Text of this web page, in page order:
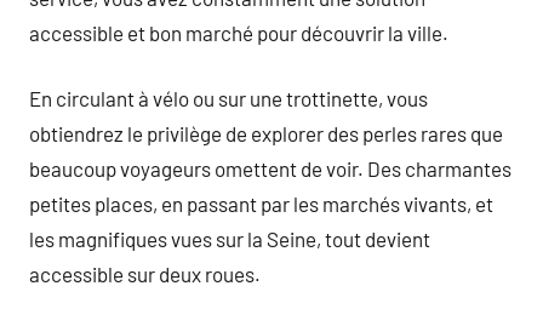
accessible et bon marché pour découvrir la ville.
En circulant à vélo ou sur une trottinette, vous
obtiendrez le privilège de explorer des perles rares que
beaucoup voyageurs omettent de voir. Des charmantes
petites places, en passant par les marchés vivants, et
les magnifiques vues sur la Seine, tout devient
accessible sur deux roues.